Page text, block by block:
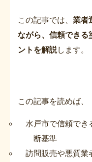
この記事では、 業者
ながら、信頼できる
ントを解説します。
この記事を読めば、
水戸市で信頼でき
断基準
訪問販売や悪質業